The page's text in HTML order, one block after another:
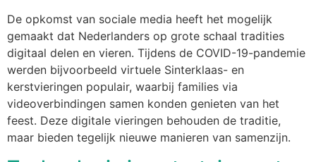
De opkomst van sociale media heeft het mogelijk
gemaakt dat Nederlanders op grote schaal tradities
digitaal delen en vieren. Tijdens de COVID-19-pandemie
werden bijvoorbeeld virtuele Sinterklaas- en
kerstvieringen populair, waarbij families via
videoverbindingen samen konden genieten van het
feest. Deze digitale vieringen behouden de traditie,
maar bieden tegelijk nieuwe manieren van samenzijn.